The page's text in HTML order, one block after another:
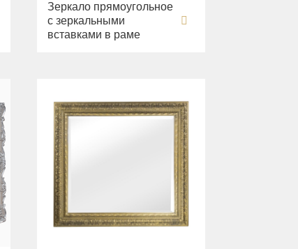
Зеркало прямоугольное
с зеркальными
вставками в раме